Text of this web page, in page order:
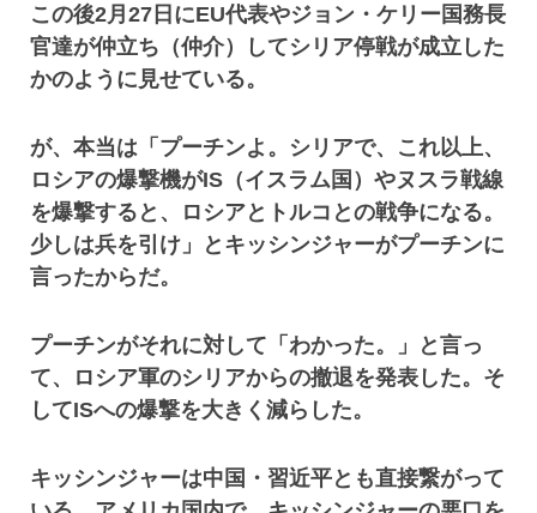
この後2月27日にEU代表やジョン・ケリー国務長
官達が仲立ち（仲介）してシリア停戦が成立した
かのように見せている。
が、本当は「プーチンよ。シリアで、これ以上、
ロシアの爆撃機がIS（イスラム国）やヌスラ戦線
を爆撃すると、ロシアとトルコとの戦争になる。
少しは兵を引け」とキッシンジャーがプーチンに
言ったからだ。
プーチンがそれに対して「わかった。」と言っ
て、ロシア軍のシリアからの撤退を発表した。そ
してISへの爆撃を大きく減らした。
キッシンジャーは中国・習近平とも直接繋がって